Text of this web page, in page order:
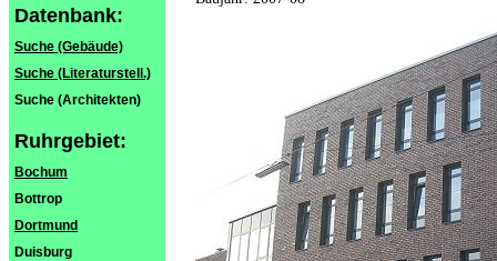
Datenbank:
Suche (Gebäude)
Suche (Literaturstell.)
Suche (Architekten)
Ruhrgebiet:
Bochum
Bottrop
Dortmund
Duisburg